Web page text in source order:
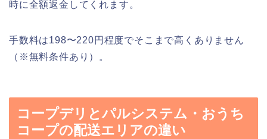
時に全額返金してくれます。
手数料は198〜220円程度でそこまで高くありません
（※無料条件あり）。
コープデリとパルシステム・おうち
コープの配送エリアの違い